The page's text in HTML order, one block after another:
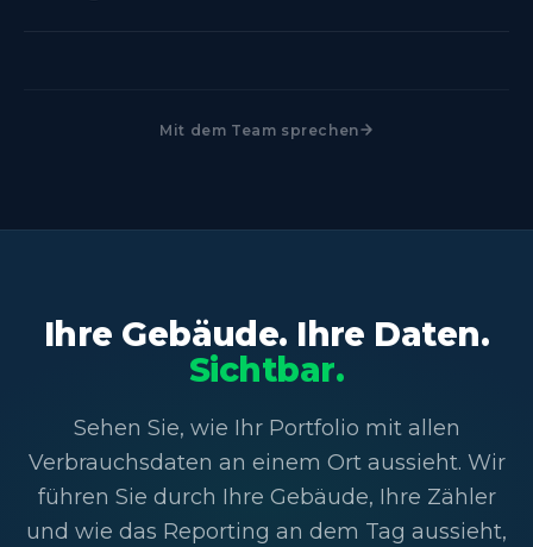
Bereich. Ein driftender Kompressor oder
Mit dem Team sprechen
Ihre Gebäude. Ihre Daten.
Sichtbar.
Sehen Sie, wie Ihr Portfolio mit allen
Verbrauchsdaten an einem Ort aussieht. Wir
führen Sie durch Ihre Gebäude, Ihre Zähler
und wie das Reporting an dem Tag aussieht,